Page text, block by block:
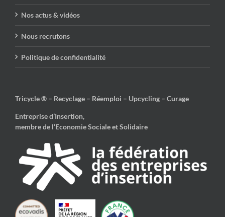
Nos actus & vidéos
Nous recrutons
Politique de confidentialité
Tricycle ® – Recyclage – Réemploi – Upcycling – Curage
Entreprise d’Insertion,
membre de l’Economie Sociale et Solidaire